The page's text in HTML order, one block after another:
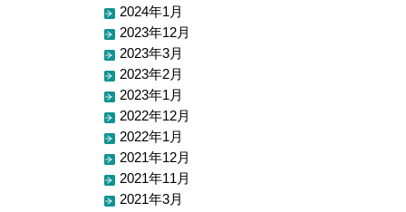
2024年1月
2023年12月
2023年3月
2023年2月
2023年1月
2022年12月
2022年1月
2021年12月
2021年11月
2021年3月